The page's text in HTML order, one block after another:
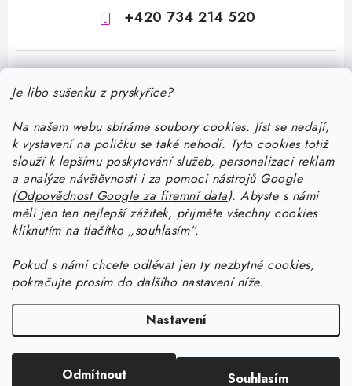
Je libo sušenku z pryskyřice?
Na našem webu sbíráme soubory cookies. Jíst se nedají,
k vystavení na poličku se také nehodí. Tyto cookies totiž
slouží k lepšímu poskytování služeb, personalizaci reklam
a analýze návštěvnosti i za pomoci nástrojů Google
(Odpovědnost Google za firemní data). Abyste s námi
měli jen ten nejlepší zážitek, přijměte všechny cookies
kliknutím na tlačítko „souhlasím“.
Pokud s námi chcete odlévat jen ty nezbytné cookies,
pokračujte prosím do dalšího nastavení níže.
Nastavení
Odmítnout Souhlasím
+420 734 214 520
Informace pro vás
Doprava a platba
Stav objednávky
Sledujte nás
Jak pracovat s pryskyřicí
Začněte tvořit s pryskyřicí: stáhněte si zdarma e-book pro
začátečníky
Vrstvení pryskyřice a kombinování různých druhů pryskyřic
Kalkulačka prodejní ceny výrobku (nejen) z pryskyřice
Návody na výrobky z pryskyřice
Začněte tvořit s pryskyřicí: stáhněte si zdarma e-book pro
Jak vyrobit šperk z UV pryskyřice s mačkaným efektem
. Všechna práva vyhrazena.
Upravit nastavení